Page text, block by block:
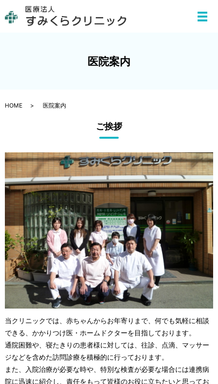
メ
医院案内
HOME 医院案内
ご挨拶
当クリニックでは、赤ちゃんからお年寄りまで、何でも気軽に相談
できる、かかりつけ医・ホームドクターを目指しております。
通院困難や、寝たきりの患者様に対しては、往診、点滴、マッサー
ジなどを含めた訪問診療を積極的に行っております。
また、入院治療が必要な時や、特別な検査が必要な場合には連携病
院に迅速に紹介し、責任をもって皆様のお役に立ちたいと思ってお